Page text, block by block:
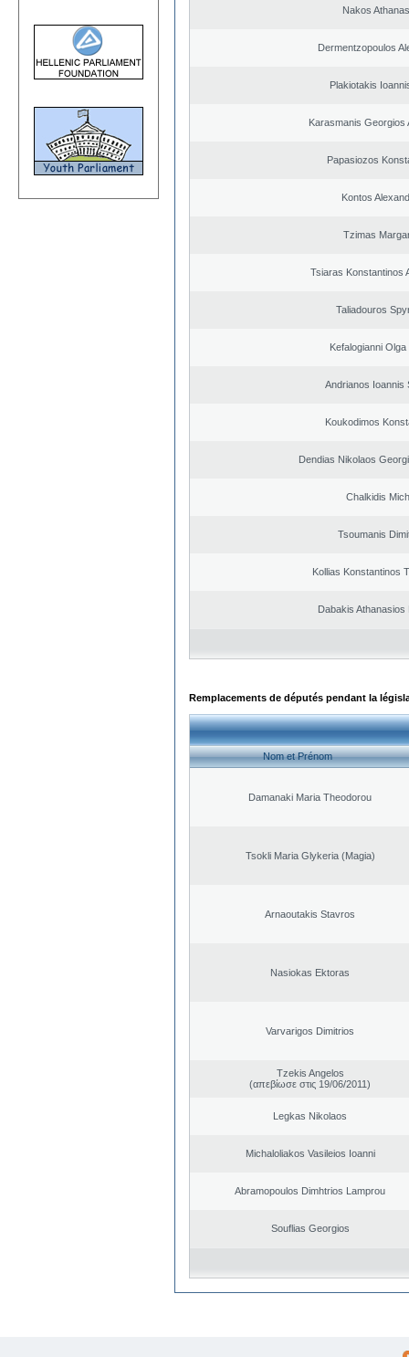
Nakos
Dermentzopoulos
Plakiotakis
Karasmanis Georgios
Papasiozos
Kontos
Tzimas
Tsiaras Konstantinos
Taliadouros
Kefalogianni Olga
Andrianos Ioannis
Koukodimos
Dendias Nikolaos
Chalkidis
Tsoumanis
Kollias Konstantinos
Dabakis Athanasios
Remplacements de députés pendant la
Nom et Prénom
Damanaki Maria Theodorou
Tsokli Maria Glykeria (Magia)
Arnaoutakis Stavros
Nasiokas Ektoras
Varvarigos Dimitrios
Tzekis Angelos
(απεβίωσε στις 19/06/2011)
Legkas Nikolaos
Michaloliakos Vasileios Ioanni
Abramopoulos Dimhtrios Lamprou
Souflias Georgios